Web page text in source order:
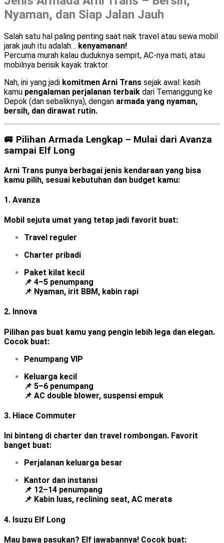
Nyaman, dan Siap Jalan Jauh
Salah satu hal paling penting saat naik travel atau sewa mobil
jarak jauh itu adalah… kenyamanan!
Percuma murah kalau duduknya sempit, AC-nya mati, atau
mobilnya berisik kayak traktor.
Nah, ini yang jadi komitmen Arni Trans sejak awal: kasih
kamu pengalaman perjalanan terbaik dari Temanggung ke
Depok (dan sebaliknya), dengan armada yang nyaman,
bersih, dan dirawat rutin.
🚐 Pilihan Armada Lengkap – Mulai dari Avanza
sampai Elf Long
Arni Trans punya berbagai jenis kendaraan yang bisa
kamu pilih, sesuai kebutuhan dan budget kamu:
1. Avanza
Mobil sejuta umat yang tetap jadi favorit buat:
Travel reguler
Charter pribadi
Paket kilat kecil
📌 4–5 penumpang
📌 Nyaman, irit BBM, kabin rapi
2. Innova
Pilihan pas buat kamu yang pengin lebih lega dan elegan.
Cocok buat:
Penumpang VIP
Keluarga kecil
📌 5–6 penumpang
📌 AC double blower, suspensi empuk
3. Hiace Commuter
Ini bintang di charter dan travel rombongan. Favorit
banget buat:
Perjalanan keluarga besar
Kantor dan instansi
📌 12–14 penumpang
📌 Kabin luas, reclining seat, AC merata
4. Isuzu Elf Long
Mau bawa pasukan? Elf jawabannya! Cocok buat: